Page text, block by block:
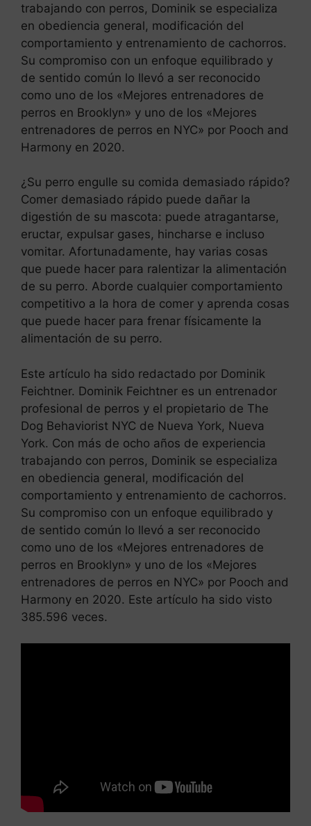
trabajando con perros, Dominik se especializa
en obediencia general, modificación del
comportamiento y entrenamiento de cachorros.
Su compromiso con un enfoque equilibrado y
de sentido común lo llevó a ser reconocido
como uno de los «Mejores entrenadores de
perros en Brooklyn» y uno de los «Mejores
entrenadores de perros en NYC» por Pooch and
Harmony en 2020.
¿Su perro engulle su comida demasiado rápido?
Comer demasiado rápido puede dañar la
digestión de su mascota: puede atragantarse,
eructar, expulsar gases, hincharse e incluso
vomitar. Afortunadamente, hay varias cosas
que puede hacer para ralentizar la alimentación
de su perro. Aborde cualquier comportamiento
competitivo a la hora de comer y aprenda cosas
que puede hacer para frenar físicamente la
alimentación de su perro.
Este artículo ha sido redactado por Dominik
Feichtner. Dominik Feichtner es un entrenador
profesional de perros y el propietario de The
Dog Behaviorist NYC de Nueva York, Nueva
York. Con más de ocho años de experiencia
trabajando con perros, Dominik se especializa
en obediencia general, modificación del
comportamiento y entrenamiento de cachorros.
Su compromiso con un enfoque equilibrado y
de sentido común lo llevó a ser reconocido
como uno de los «Mejores entrenadores de
perros en Brooklyn» y uno de los «Mejores
entrenadores de perros en NYC» por Pooch and
Harmony en 2020. Este artículo ha sido visto
385.596 veces.